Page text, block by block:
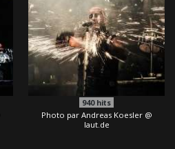
940hits
Photo par Andreas Koesler @
laut.de